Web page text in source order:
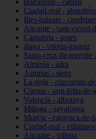
Barcelona - cabrils
Ciudad-real -
Illes-balears -
Alicante - sant-vicent-
Cantabria - potes
álava - vitoria-gasteiz
Santa-cruz-de-
Almería - adra
Asturias - siero
La-rioja - cuzcurrita-
Girona - sant-feliu-de-
Valencia - alboraya
Málaga - sayalonga
Murcia - caravaca-de-
Ciudad-real -
Alicante - villena